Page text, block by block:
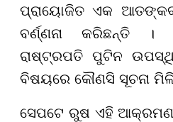
ପ୍ରାୟୋଜିତ ଏକ
ବର୍ଣ୍ଣନା କରିଛନ୍ତି
ରାଷ୍ଟ୍ରପତି ପୁଟିନ
ବିଷୟରେ କୌଣସି ସୂଚନା
ସେପଟେ ରୁଷ ଏହି